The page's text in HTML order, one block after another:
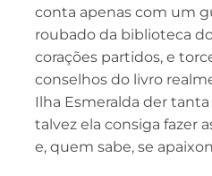
conta apenas com um
roubado da biblioteca
corações partidos, e
conselhos do livro
Ilha Esmeralda der
talvez ela consiga fazer
e, quem sabe, se